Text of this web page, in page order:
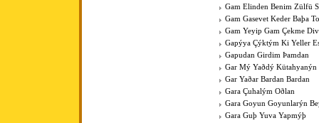
Gam Elinden Benim Zülfü
Gam Gasevet Keder Baþa
Gam Yeyip Gam Çekme
Gapýya Çýktým Ki Yeller
Gapudan Girdim Þamdan
Gar Mý Yaðdý Kütahyanýn
Gar Yaðar Bardan Bardan
Gara Çuhalým Oðlan
Gara Goyun Goyunlarýn
Gara Guþ Yuva Yapmýþ